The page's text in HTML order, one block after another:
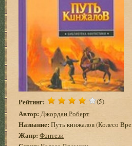
Рейтинг: (5)
Автор: Джордан Роберт
Название: Путь кинжалов (Колесо
Жанр: Фэнтези